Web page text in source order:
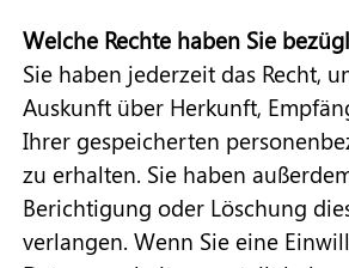
Welche Rechte haben Sie
Sie haben jederzeit das Recht,
Auskunft über Herkunft,
Ihrer gespeicherten
zu erhalten. Sie haben
Berichtigung oder Löschung
verlangen. Wenn Sie eine